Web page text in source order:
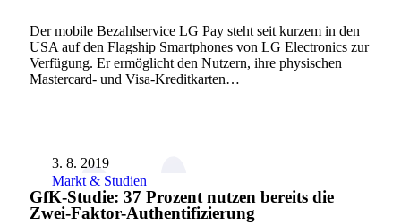
Der mobile Bezahlservice LG Pay steht seit kurzem in den
USA auf den Flagship Smartphones von LG Electronics zur
Verfügung. Er ermöglicht den Nutzern, ihre physischen
Mastercard- und Visa-Kreditkarten…
3. 8. 2019
Markt & Studien
GfK-Studie: 37 Prozent nutzen bereits die
Zwei-Faktor-Authentifizierung